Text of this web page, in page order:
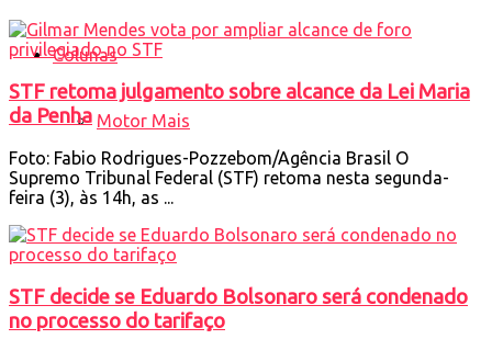
Colunas
Motor Mais
STF retoma julgamento sobre alcance da Lei Maria
da Penha
Foto: Fabio Rodrigues-Pozzebom/Agência Brasil O
Supremo Tribunal Federal (STF) retoma nesta segunda-
feira (3), às 14h, as ...
STF decide se Eduardo Bolsonaro será condenado
no processo do tarifaço